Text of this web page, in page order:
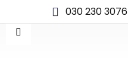
030 230 3076